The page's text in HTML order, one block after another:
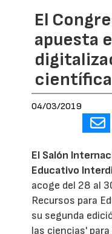
El
apuesta
científica
04/03/2019
El Salón
Educativo
acoge del 28 al
Recursos para
su segunda
las ciencias'